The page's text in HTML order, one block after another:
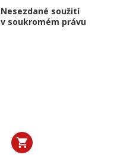
Nesezdané soužití
v soukromém právu